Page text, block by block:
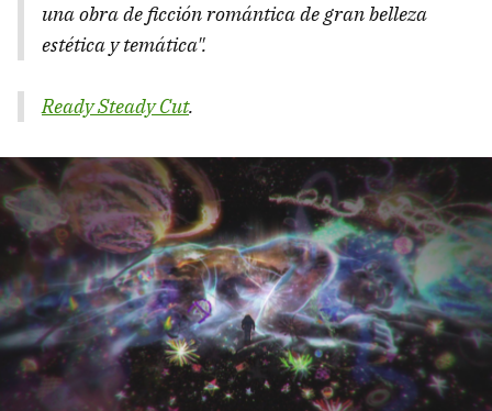
una obra de ficción romántica de gran belleza
estética y temática".
Ready Steady Cut.